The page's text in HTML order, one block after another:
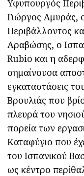
Υφυπουργός
Γιώργος Αμυράς,
Περιβάλλοντος
Αραβώσης, ο
Rubio και η
σημαίνουσα
εγκαταστάσεις
Βρουλιάς που
πλευρά του
πορεία των
Καταφύγιο που
του Ισπανικού
ως κέντρο